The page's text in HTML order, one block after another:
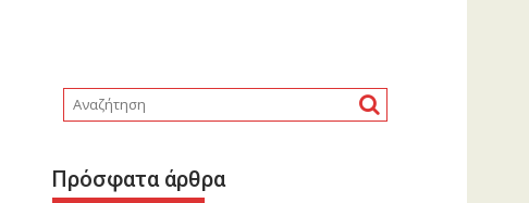
Πρόσφατα άρθρα